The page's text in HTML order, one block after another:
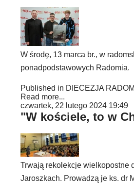
W środę, 13 marca br., w
ponadpodstawowych Radomia.
Published in DIECEZJA
Read more...
czwartek, 22 lutego 2024 19:49
"W kościele, to w
Trwają rekolekcje wielkopostne
Jaroszkach. Prowadzą je ks. dr